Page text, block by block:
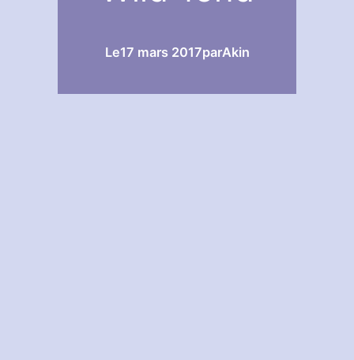
Le17 mars 2017parAkin